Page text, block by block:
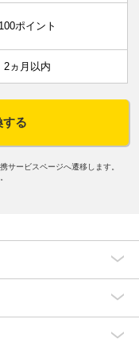
100ポイント
2ヵ月以内
する
サービスページへ遷移します。